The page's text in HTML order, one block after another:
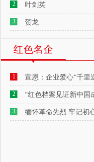
2 叶剑英
3 贺龙
红色名企
1 宣恩：企业爱心“千里
2 “红色档案见证新中
3 缅怀革命先烈 牢记初心